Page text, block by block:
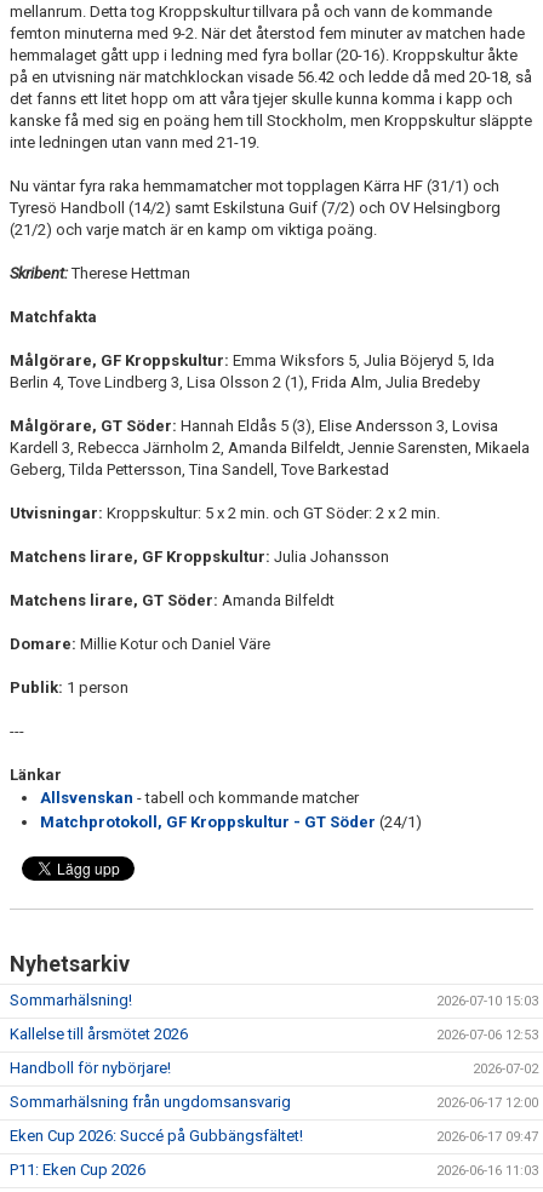
mellanrum. Detta tog Kroppskultur tillvara på och vann de kommande
femton minuterna med 9-2. När det återstod fem minuter av matchen hade
hemmalaget gått upp i ledning med fyra bollar (20-16). Kroppskultur åkte
på en utvisning när matchklockan visade 56.42 och ledde då med 20-18, så
det fanns ett litet hopp om att våra tjejer skulle kunna komma i kapp och
kanske få med sig en poäng hem till Stockholm, men Kroppskultur släppte
inte ledningen utan vann med 21-19.
Nu väntar fyra raka hemmamatcher mot topplagen Kärra HF (31/1) och
Tyresö Handboll (14/2) samt Eskilstuna Guif (7/2) och OV Helsingborg
(21/2) och varje match är en kamp om viktiga poäng.
Skribent:Therese Hettman
Matchfakta
Målgörare, GF Kroppskultur: Emma Wiksfors 5, Julia Böjeryd 5, Ida
Berlin 4, Tove Lindberg 3, Lisa Olsson 2 (1), Frida Alm, Julia Bredeby
Målgörare, GT Söder: Hannah Eldås 5 (3), Elise Andersson 3, Lovisa
Kardell 3, Rebecca Järnholm 2, Amanda Bilfeldt, Jennie Sarensten, Mikaela
Geberg, Tilda Pettersson, Tina Sandell, Tove Barkestad
Utvisningar: Kroppskultur: 5 x 2 min. och GT Söder: 2 x 2 min.
Matchens lirare, GF Kroppskultur: Julia Johansson
Matchens lirare, GT Söder: Amanda Bilfeldt
Domare: Millie Kotur och Daniel Väre
Publik: 1 person
---
Länkar
Allsvenskan - tabell och kommande matcher
Matchprotokoll, GF Kroppskultur - GT Söder (24/1)
Nyhetsarkiv
Sommarhälsning! 2026-07-10 15:03
Kallelse till årsmötet 2026 2026-07-06 12:53
Handboll för nybörjare! 2026-07-02
Sommarhälsning från ungdomsansvarig 2026-06-17 12:00
Eken Cup 2026: Succé på Gubbängsfältet! 2026-06-17 09:47
P11: Eken Cup 2026 2026-06-16 11:03